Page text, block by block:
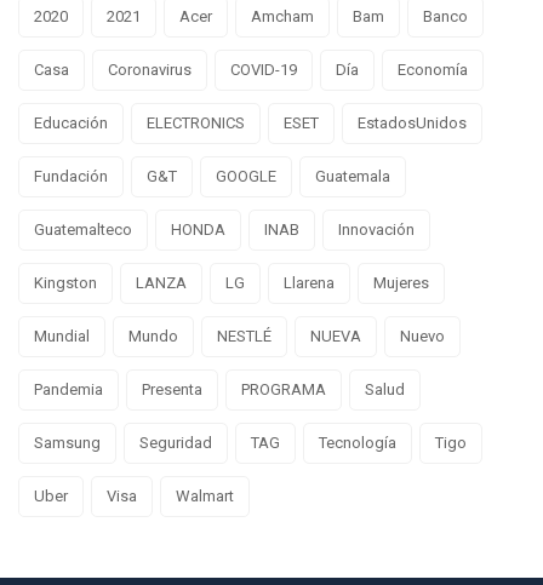
2020 2021 Acer Amcham Bam Banco
Casa Coronavirus COVID-19 Día Economía
Educación ELECTRONICS ESET EstadosUnidos
Fundación G&T GOOGLE Guatemala
Guatemalteco HONDA INAB Innovación
Kingston LANZA LG Llarena Mujeres
Mundial Mundo NESTLÉ NUEVA Nuevo
Pandemia Presenta PROGRAMA Salud
Samsung Seguridad TAG Tecnología Tigo
Uber Visa Walmart